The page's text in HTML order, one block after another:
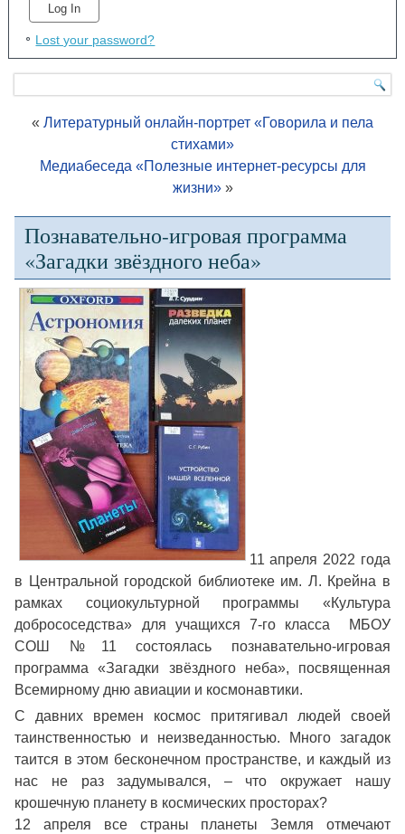
Lost your password?
« Литературный онлайн-портрет «Говорила и пела
стихами»
Медиабеседа «Полезные интернет-ресурсы для
жизни»»
Познавательно-игровая программа
«Загадки звёздного неба»
11 апреля 2022 года
в Центральной городской библиотеке им. Л. Крейна в
рамках социокультурной программы «Культура
добрососедства» для учащихся 7-го класса МБОУ
СОШ №11 состоялась познавательно-игровая
программа «Загадки звёздного неба», посвященная
Всемирному дню авиации и космонавтики.
С давних времен космос притягивал людей своей
таинственностью и неизведанностью. Много загадок
таится в этом бесконечном пространстве, и каждый из
нас не раз задумывался, – что окружает нашу
крошечную планету в космических просторах?
12 апреля все страны планеты Земля отмечают